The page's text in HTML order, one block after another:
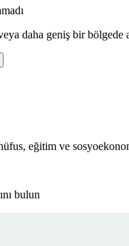
daha geniş bir bölgede
eğitim ve
bulun